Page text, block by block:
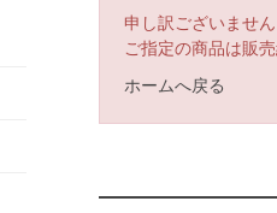
申し訳ございませ
ご指定の商品は販
ホームへ戻る